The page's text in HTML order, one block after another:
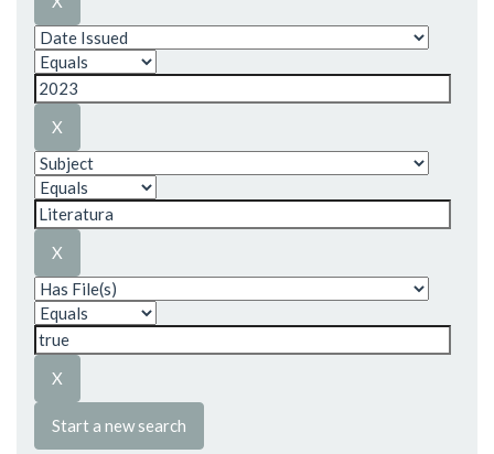
Start a new search